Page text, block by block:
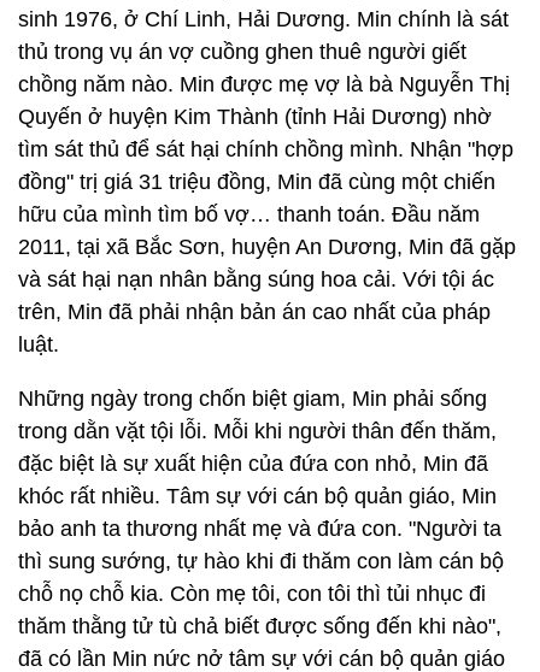
sinh 1976, ở Chí Linh, Hải Dương. Min chính là sát
thủ trong vụ án vợ cuồng ghen thuê người giết
chồng năm nào. Min được mẹ vợ là bà Nguyễn Thị
Quyến ở huyện Kim Thành (tỉnh Hải Dương) nhờ
tìm sát thủ để sát hại chính chồng mình. Nhận "hợp
đồng" trị giá 31 triệu đồng, Min đã cùng một chiến
hữu của mình tìm bố vợ… thanh toán. Đầu năm
2011, tại xã Bắc Sơn, huyện An Dương, Min đã gặp
và sát hại nạn nhân bằng súng hoa cải. Với tội ác
trên, Min đã phải nhận bản án cao nhất của pháp
luật.
Những ngày trong chốn biệt giam, Min phải sống
trong dằn vặt tội lỗi. Mỗi khi người thân đến thăm,
đặc biệt là sự xuất hiện của đứa con nhỏ, Min đã
khóc rất nhiều. Tâm sự với cán bộ quản giáo, Min
bảo anh ta thương nhất mẹ và đứa con. "Người ta
thì sung sướng, tự hào khi đi thăm con làm cán bộ
chỗ nọ chỗ kia. Còn mẹ tôi, con tôi thì tủi nhục đi
thăm thằng tử tù chả biết được sống đến khi nào",
đã có lần Min nức nở tâm sự với cán bộ quản giáo